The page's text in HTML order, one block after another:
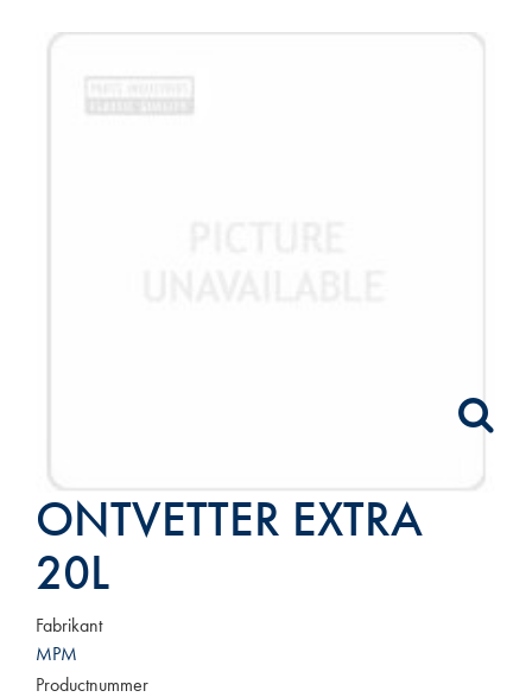
ONTVETTER EXTRA
20L
Fabrikant
MPM
Productnummer